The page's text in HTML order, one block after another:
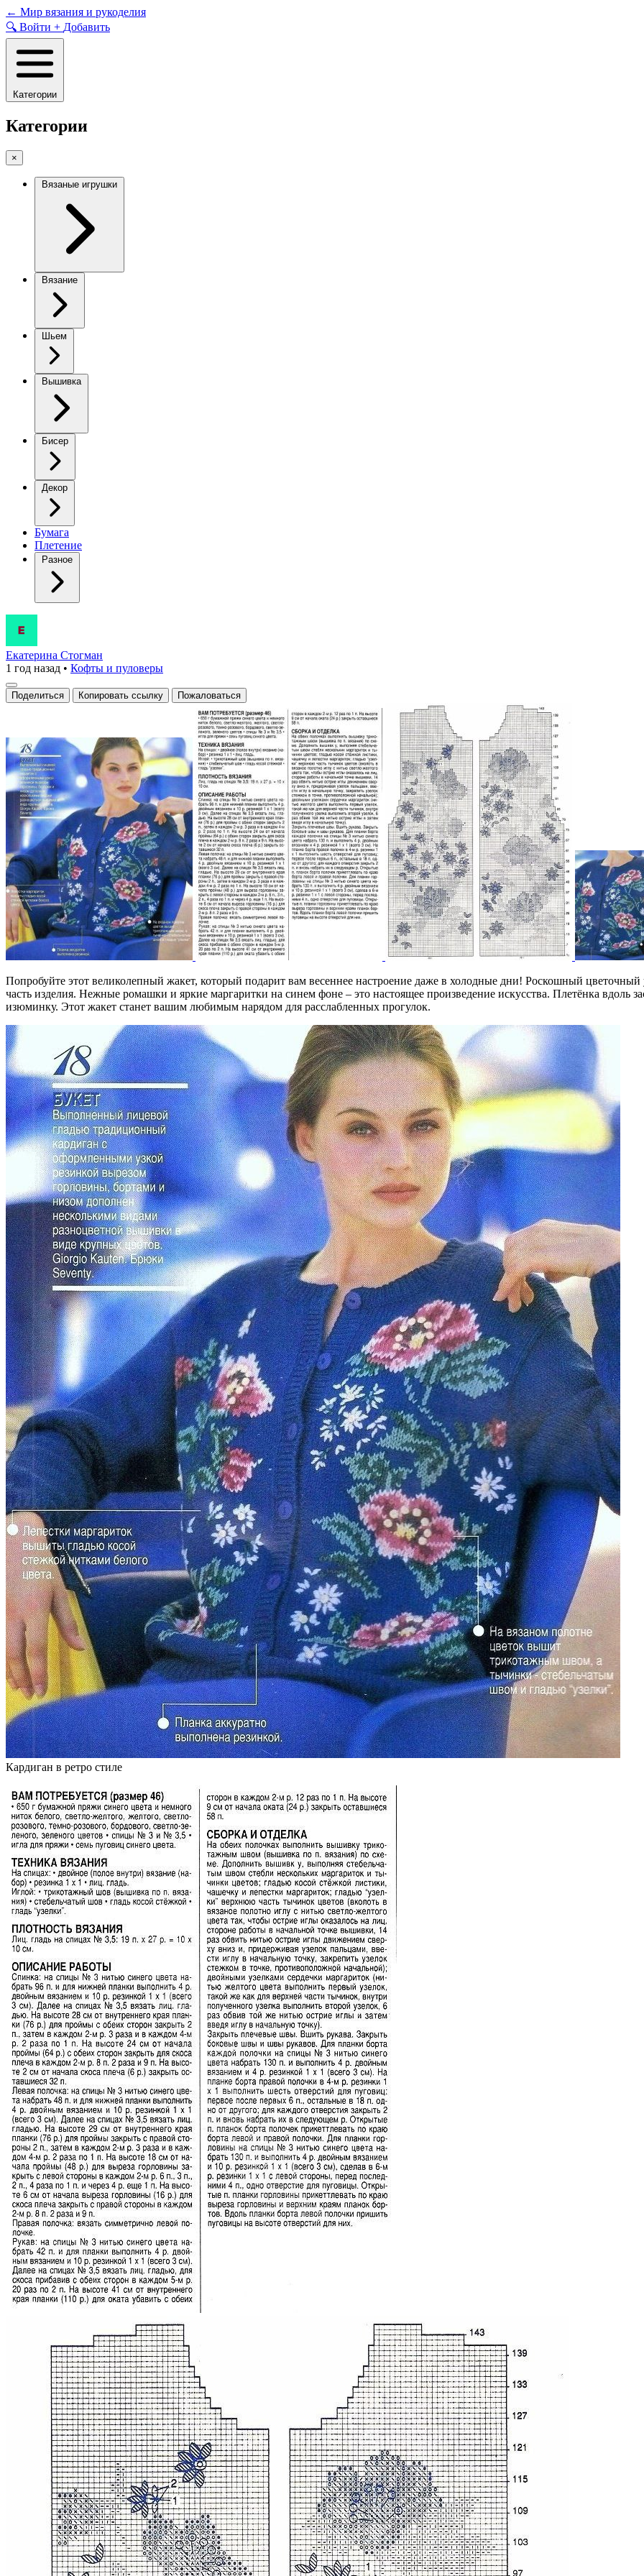
Skip
to
content
← Мир вязания и рукоделия
🔍 Войти + Добавить
Категории
Категории
×
Вязаные игрушки
Вязание
Шьем
Вышивка
Бисер
Декор
Бумага
Плетение
Разное
Приветствую,
любители
уютных
шедевров!
Екатерина Стогман
1 год назад • Кофты и пуловеры
Поделиться Копировать ссылку Пожаловаться
Попробуйте этот великолепный жакет, который подарит вам весеннее настроение даже в холодные дни! Роскошный
часть изделия. Нежные ромашки и яркие маргаритки на синем фоне – это настоящее произведение искусства. Плетёнка вдоль
изюминку. Этот жакет станет вашим любимым нарядом для расслабленных прогулок.
Кардиган в ретро стиле